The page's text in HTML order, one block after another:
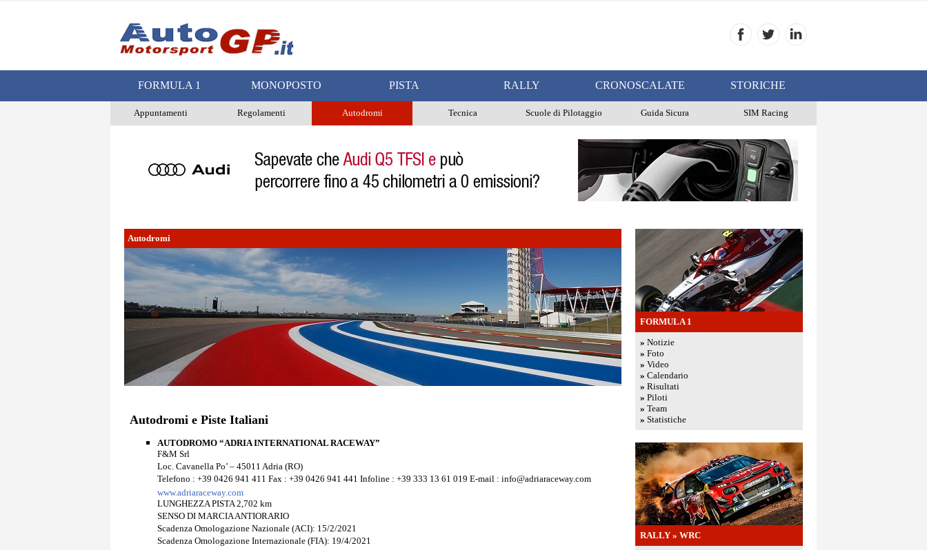
FORMULA 1 MONOPOSTO PISTA RALLY CRONOSCALATE STORICHE
Appuntamenti Regolamenti Autodromi Tecnica Scuole di Pilotaggio Guida Sicura SIM Racing
Autodromi
Autodromi e Piste Italiani
AUTODROMO “ADRIA INTERNATIONAL RACEWAY”
F&M Srl
Loc. Cavanella Po’ – 45011 Adria (RO)
Telefono : +39 0426 941 411 Fax : +39 0426 941 441 Infoline : +39 333 13 61 019 E-mail : info@adriaraceway.com
www.adriaraceway.com
LUNGHEZZA PISTA 2,702 km
SENSO DI MARCIA ANTIORARIO
Scadenza Omologazione Nazionale (ACI): 15/2/2021
Scadenza Omologazione Internazionale (FIA): 19/4/2021
FORMULA 1
» Notizie
» Foto
» Video
» Calendario
» Risultati
» Piloti
» Team
» Statistiche
RALLY » WRC